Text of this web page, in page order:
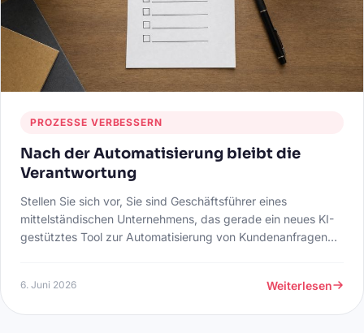
PROZESSE VERBESSERN
Nach der Automatisierung bleibt die
Verantwortung
Stellen Sie sich vor, Sie sind Geschäftsführer eines
mittelständischen Unternehmens, das gerade ein neues KI-
gestütztes Tool zur Automatisierung von Kundenanfragen
haben mehr Zeit für strategische Aufgaben. Doch nach ein
6. Juni 2026 Weiterlesen